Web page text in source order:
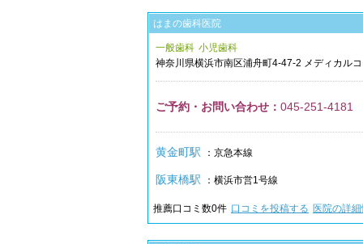
はまの歯科医院
一般歯科 小児歯科
神奈川県横浜市南区浦舟町4-47-2 メディカル
ご予約・お問い合わせ： 045-251-4181
黄金町駅 ：京急本線
阪東橋駅 ：横浜市営1号線
推薦口コミ数0件 口コミを投稿する 医院の詳